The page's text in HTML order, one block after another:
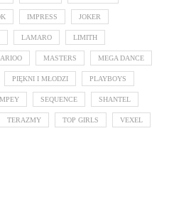
IMPRESS JOKER
LAMARO LIMITH
MASTERS MEGA DANCE
PIĘKNI I MŁODZI PLAYBOYS
SEQUENCE SHANTEL
TERAZMY TOP GIRLS VEXEL